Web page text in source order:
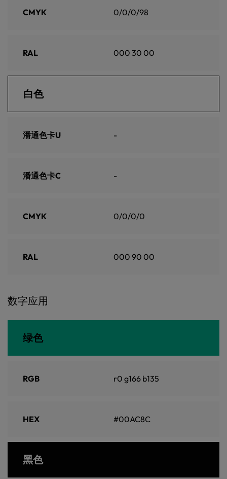
CMYK 0/0/0/98
RAL 000 30 00
白色
潘通色卡U -
潘通色卡C -
CMYK 0/0/0/0
RAL 000 90 00
数字应用
绿色
RGB r0 g166 b135
HEX #00AC8C
黑色